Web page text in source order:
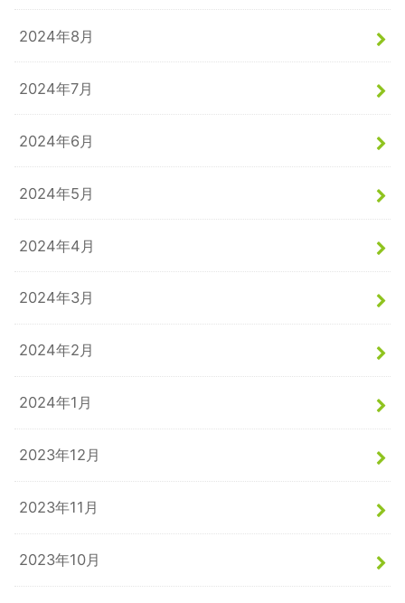
2024年8月
2024年7月
2024年6月
2024年5月
2024年4月
2024年3月
2024年2月
2024年1月
2023年12月
2023年11月
2023年10月